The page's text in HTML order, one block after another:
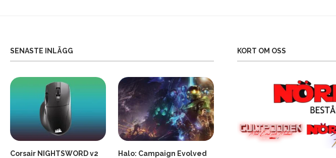
SENASTE INLÄGG
Corsair NIGHTSWORD v2
Halo: Campaign Evolved
KORT OM OSS